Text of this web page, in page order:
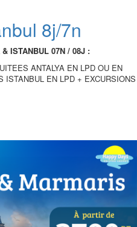
8j/7n
ISTANBUL 07N / 08J :
ANTALYA EN LPD OU EN
ISTANBUL EN LPD + EXCURSIONS